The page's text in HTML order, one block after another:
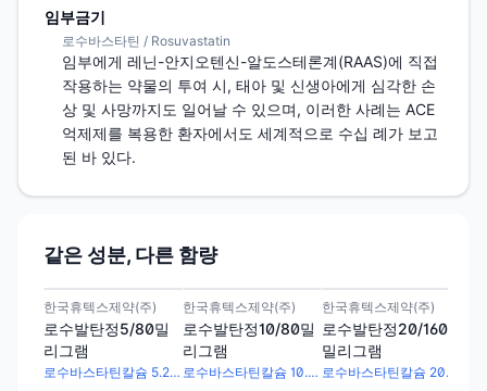
임부금기
로수바스타틴 / Rosuvastatin
임부에게 레닌-안지오텐신-알도스테론계(RAAS)에 직접
작용하는 약물의 투여 시, 태아 및 신생아에게 심각한 손
상 및 사망까지도 일어날 수 있으며, 이러한 사례는 ACE
억제제를 복용한 환자에서도 세계적으로 수십 례가 보고
된 바 있다.
같은 성분, 다른 함량
취하
한국휴텍스제약(주)
로수발탄정5/80밀
리그램
로수바스타틴칼슘 5.2mg · 발사르탄 80mg
취하
한국휴텍스제약(주)
로수발탄정10/80밀
리그램
로수바스타틴칼슘 10.4mg · 발사르탄 80mg
취하
한국휴텍스제약(주)
로수발탄정20/160
밀리그램